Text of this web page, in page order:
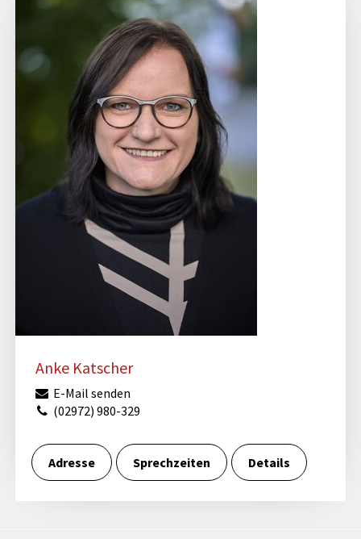
Anke Katscher
E-Mail senden
(02972) 980-329
Adresse Sprechzeiten Details